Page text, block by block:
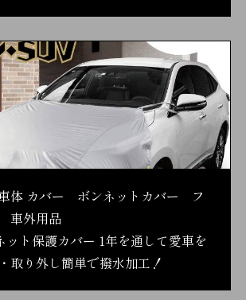
体 カバー ボンネットカバー フ
車外用品
ト保護カバー 1年を通して愛車を
取り外し簡単で撥水加工！